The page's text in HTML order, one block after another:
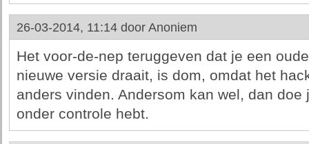
26-03-2014, 11:14 door Anoniem
Het voor-de-nep teruggeven dat je een
nieuwe versie draait, is dom, omdat het
anders vinden. Andersom kan wel, dan
onder controle hebt.